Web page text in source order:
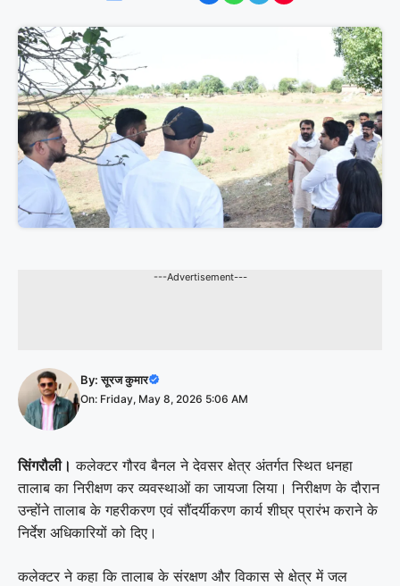
---Advertisement---
By:सूरज कुमार
On: Friday, May 8, 2026 5:06 AM
सिंगरौली। कलेक्टर गौरव बैनल ने देवसर क्षेत्र अंतर्गत स्थित धनहा
तालाब का निरीक्षण कर व्यवस्थाओं का जायजा लिया। निरीक्षण के दौरान
उन्होंने तालाब के गहरीकरण एवं सौंदर्यीकरण कार्य शीघ्र प्रारंभ कराने के
निर्देश अधिकारियों को दिए।
कलेक्टर ने कहा कि तालाब के संरक्षण और विकास से क्षेत्र में जल